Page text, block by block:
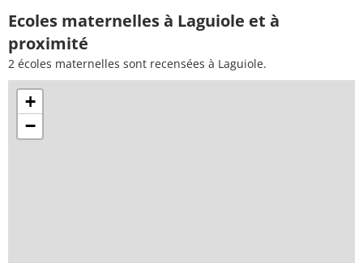
Ecoles maternelles à Laguiole et à
proximité
2 écoles maternelles sont recensées à Laguiole.
+
−